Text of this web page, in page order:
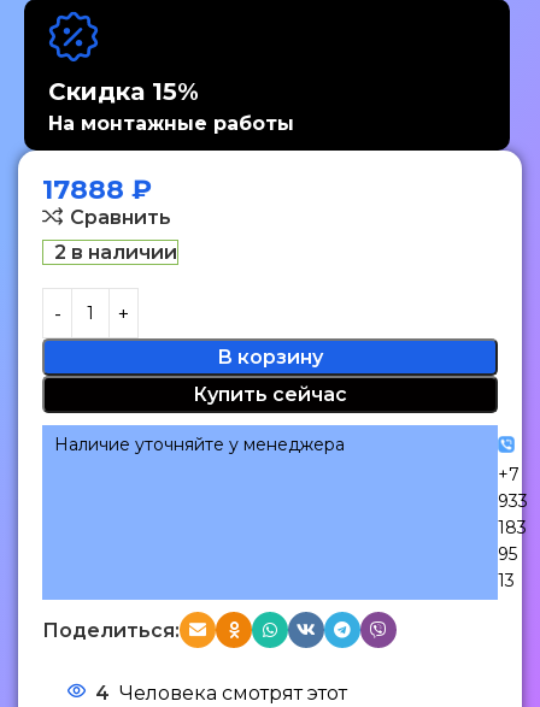
Скидка 15%
На монтажные работы
17888 ₽
Сравнить
2 в наличии
В корзину
Купить сейчас
Наличие уточняйте у менеджера
+7
933
183
95
13
Поделиться:
4 Человека смотрят этот